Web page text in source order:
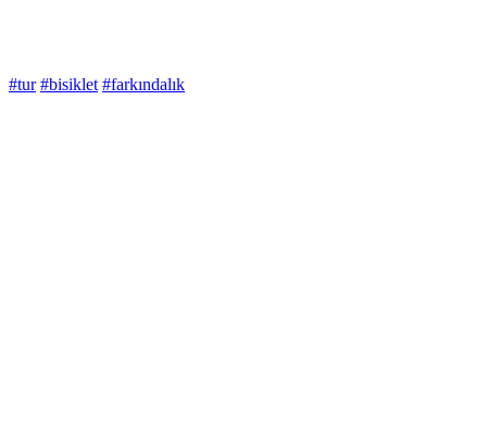
#tur #bisiklet #farkındalık